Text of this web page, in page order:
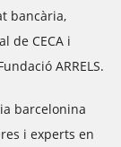
bancària,
de CECA i
ARRELS.
barcelonina
i experts en